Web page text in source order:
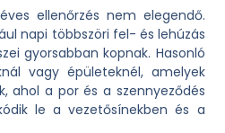
ellenőrzés nem elegendő.
napi többszöri fel- és lehúzás
gyorsabban kopnak. Hasonló
vagy épületeknél, amelyek
ahol a por és a szennyeződés
le a vezetősínekben és a